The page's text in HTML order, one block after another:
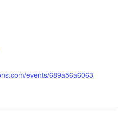
events/689a56a6063